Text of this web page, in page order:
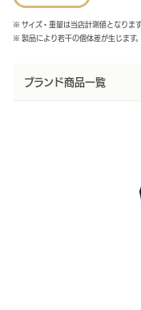
※ サイズ・重量は当店計測値となります
※ 製品により若干の個体差が生じます。
ブランド商品一覧